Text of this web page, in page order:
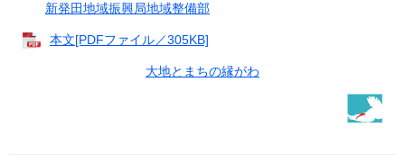
新発田地域振興局地域整備部
本文[PDFファイル／305KB]
大地とまちの縁がわ